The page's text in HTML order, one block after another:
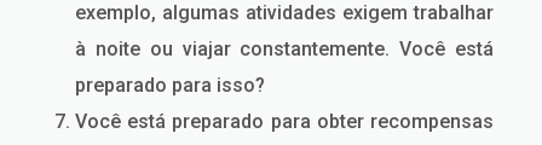
exemplo, algumas atividades exigem trabalhar
à noite ou viajar constantemente. Você está
preparado para isso?
Você está preparado para obter recompensas